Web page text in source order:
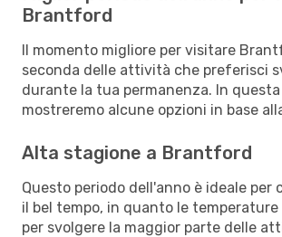
Brantford
Il momento migliore per visitare
seconda delle attività che preferisci
durante la tua permanenza. In
mostreremo alcune opzioni in base
Alta stagione a Brantford
Questo periodo dell'anno è ideale per
il bel tempo, in quanto le
per svolgere la maggior parte delle